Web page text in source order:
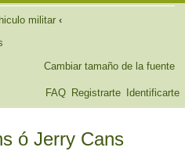
militar ‹
Cambiar tamaño de la fuente
FAQ Registrarte Identificarte
ó Jerry Cans